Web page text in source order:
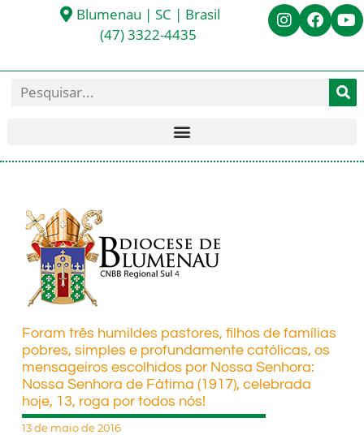
Blumenau | SC | Brasil
(47) 3322-4435
Foram três humildes pastores, filhos de famílias
pobres, simples e profundamente católicas, os
mensageiros escolhidos por Nossa Senhora:
Nossa Senhora de Fátima (1917), celebrada
hoje, 13, roga por todos nós!
13 de maio de 2016